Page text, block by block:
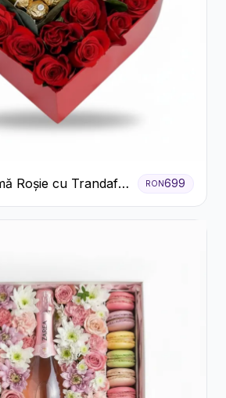
Roșie cu Trandafiri
Premium
RON699